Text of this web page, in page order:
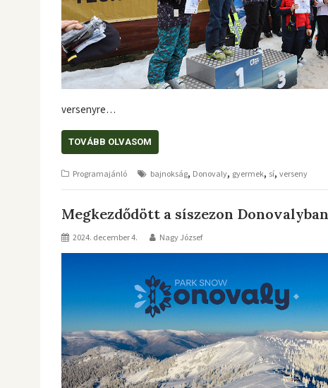
versenyre…
TOVÁBB OLVASOM
Programajánló bajnokság, Donovaly, gyermek, sí, verseny
Megkezdődött a síszezon Donovalyban
2024. december 4. Nagy József